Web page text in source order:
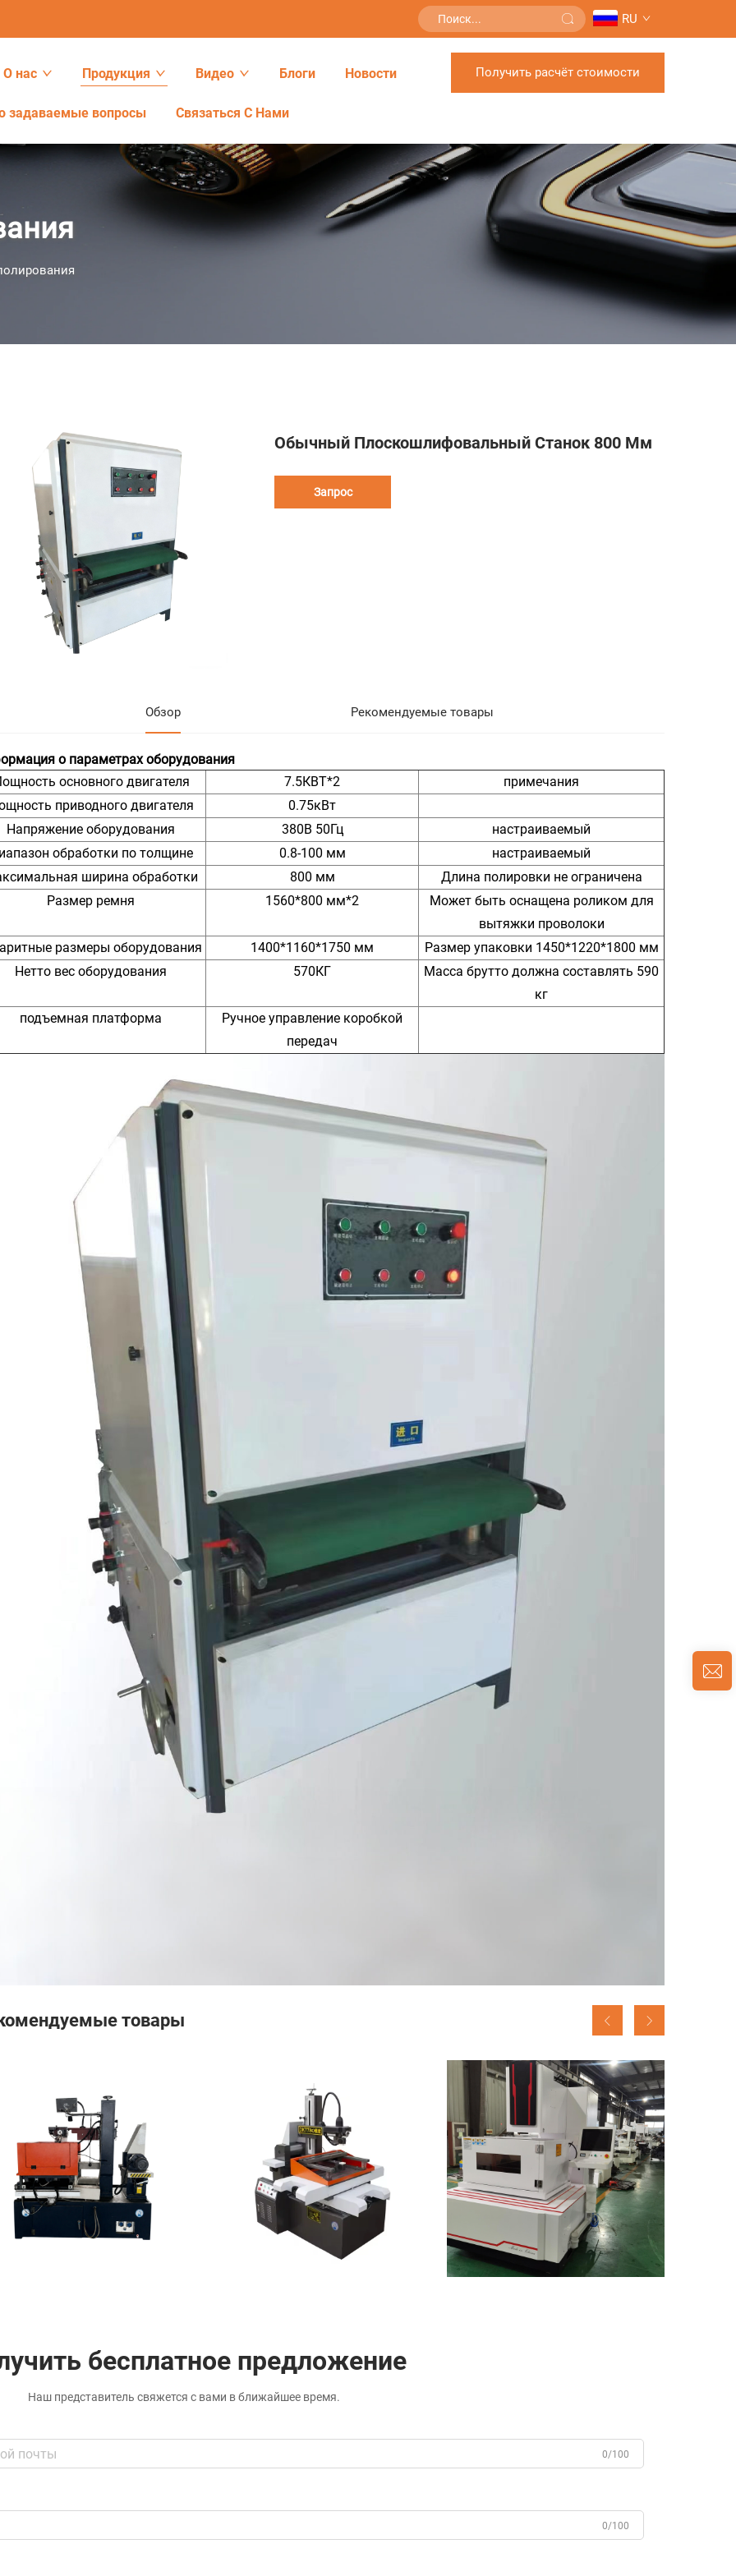
RU
О нас Продукция Видео Блоги Новости
задаваемые вопросы Связаться С Нами
Получить расчёт стоимости
Обычный Плоскошлифовальный Станок 800 Мм
Запрос
Обзор Рекомендуемые товары
о параметрах оборудования
основного двигателя
7.5КВТ*2
примечания
приводного двигателя
0.75кВт
Напряжение оборудования
380В 50Гц
настраиваемый
обработки по толщине
0.8-100 мм
настраиваемый
ширина обработки
800 мм
Длина полировки не ограничена
Размер ремня
1560*800 мм*2
Может быть оснащена роликом для
вытяжки проволоки
размеры оборудования
1400*1160*1750 мм Размер упаковки 1450*1220*1800 мм
Нетто вес оборудования
570КГ
Масса брутто должна составлять 590
кг
подъемная платформа
Ручное управление коробкой
передач
товары
бесплатное предложение
Наш представитель свяжется с вами в ближайшее время.
0/100
0/100